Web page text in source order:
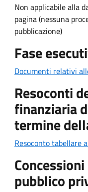
Non applicabile alla
pagina (nessuna
pubblicazione)
Fase
Documenti relativi
Resoconti
finanziaria
termine
Resoconto tabellare
pubblico